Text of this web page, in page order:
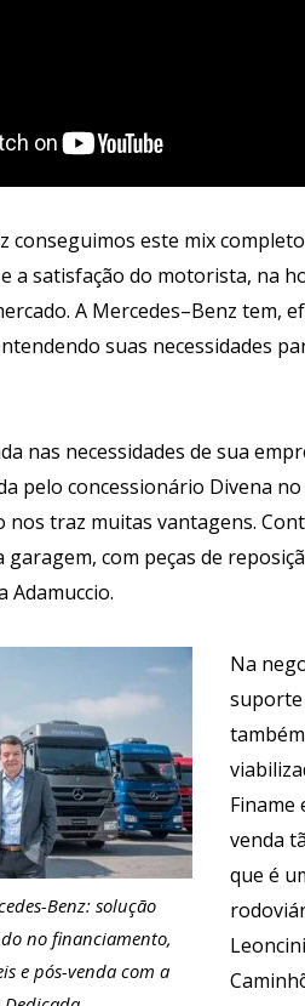
conseguimos este mix
a satisfação do motorista, na
A Mercedes–Benz tem,
suas necessidades
nas necessidades de sua
pelo concessionário Divena
nos traz muitas vantagens.
garagem, com peças de
Adamuccio.
Benz: solução
no financiamento,
e pós-venda com a
Na
Finame
venda
que é